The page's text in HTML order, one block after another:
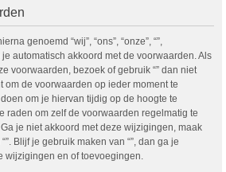
genoemd “wij”, “ons”, “onze”, “”,
je automatisch akkoord met de voorwaarden. Als
voorwaarden, bezoek of gebruik “” dan niet
om de voorwaarden op ieder moment te
om je hiervan tijdig op de hoogte te
raden om zelf de voorwaarden regelmatig te
je niet akkoord met deze wijzigingen, maak
Blijf je gebruik maken van “”, dan ga je
wijzigingen en of toevoegingen.